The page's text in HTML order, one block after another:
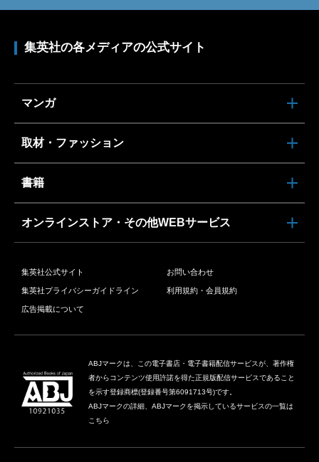
集英社の各メディアの公式サイト
マンガ
取材・ファッション
書籍
オンラインストア・その他WEBサービス
集英社公式サイト お問い合わせ
集英社プライバシーガイドライン 利用規約・会員規約
広告掲載について
ABJマークは、この電子書店・電子書籍配信サービスが、著作権
者からコンテンツ使用許諾を得た正規版配信サービスであること
を示す登録商標(登録番号第6091713号)です。
ABJマークの詳細、ABJマークを掲示しているサービスの一覧は
こちら